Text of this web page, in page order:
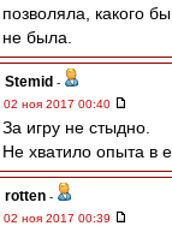
позволяла, какого
не была.
Stemid -
02 ноя 2017 00:40
За игру не стыдно.
Не хватило опыта в
rotten -
02 ноя 2017 00:39